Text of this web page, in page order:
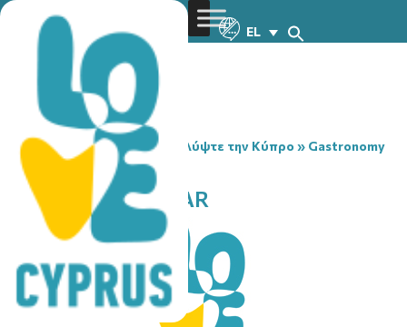
EL
You are here:Home» Ανακαλύψτε την Κύπρο » Gastronomy
» SAVINO SNACK BAR
SAVINO SNACK BAR